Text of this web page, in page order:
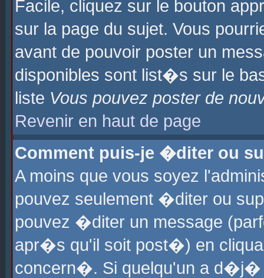
Facile, cliquez sur le bouton
sur la page du sujet. Vous
avant de pouvoir poster un
disponibles sont list�s sur le
liste Vous pouvez poster de
Revenir en haut de page
Comment puis-je �diter ou
A moins que vous soyez
pouvez seulement �diter ou
pouvez �diter un message
apr�s qu'il soit post�) en
concern�. Si quelqu'un a